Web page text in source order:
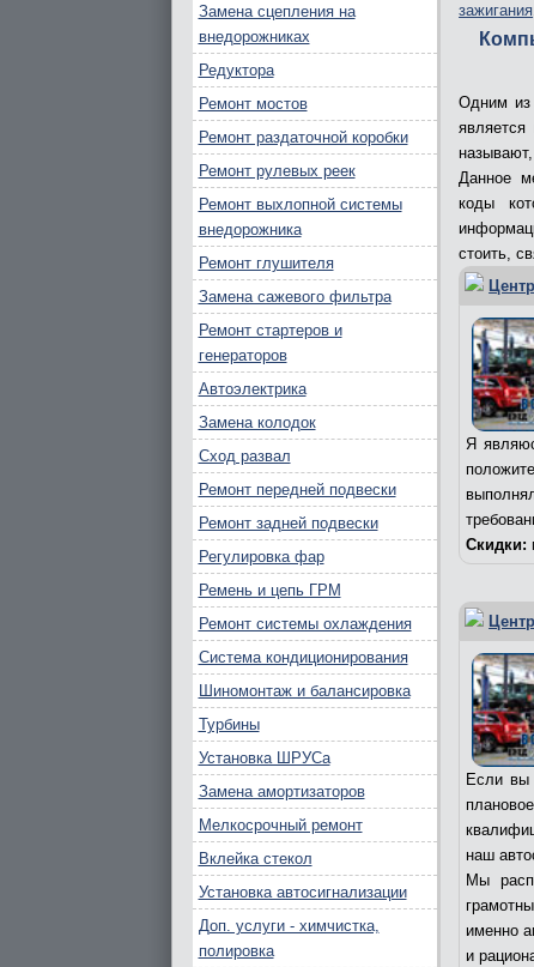
зажигания
Одним из
является
Данное
коды
стоить,
Я
Скидки:
Если вы
наш
Мы
именно
и
Замена сцепления на
внедорожниках
Редуктора
Ремонт мостов
Ремонт раздаточной коробки
Ремонт рулевых реек
Ремонт выхлопной системы
внедорожника
Ремонт глушителя
Замена сажевого фильтра
Ремонт стартеров и
генераторов
Автоэлектрика
Замена колодок
Сход развал
Ремонт передней подвески
Ремонт задней подвески
Регулировка фар
Ремень и цепь ГРМ
Ремонт системы охлаждения
Система кондиционирования
Шиномонтаж и балансировка
Турбины
Установка ШРУСа
Замена амортизаторов
Мелкосрочный ремонт
Вклейка стекол
Установка автосигнализации
Доп. услуги - химчистка,
полировка